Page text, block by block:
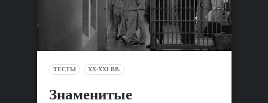
ТЕСТЫ XX-XXI ВВ.
Знаменитые